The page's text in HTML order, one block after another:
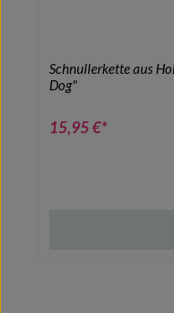
Schnullerkette aus
Dog"
15,95 €*